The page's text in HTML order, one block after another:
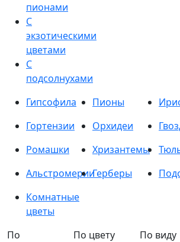
пионами
С
экзотическими
цветами
С
подсолнухами
Гипсофила Пионы
Гортензии
Орхидеи
Ромашки
Хризантемы
АльстромерииГерберы
Комнатные
цветы
По
По цвету
По виду